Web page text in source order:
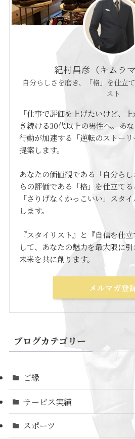
紀村昌彦（キムラ
自分らしさを磨き、「格」を仕立
スト
「仕事で評価を上げたいけど、
き続ける30代以上の男性へ。あな
行動が加速する「逆転のストー
提案します。
あなたの価値観である「自分ら
らの評価である「格」を仕立て
「さりげなくかっこいい」スタ
します。
『スタイリスト』と『自信を仕
して、あなたの魅力を最大限に
未来を共に創ります。
メルマガ登
ブログカテゴリー
ご縁
サービス実績
スポーツ